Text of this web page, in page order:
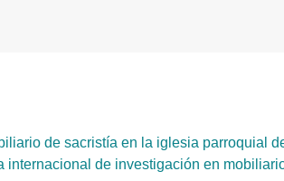
de sacristía en la iglesia parroquial
de investigación en